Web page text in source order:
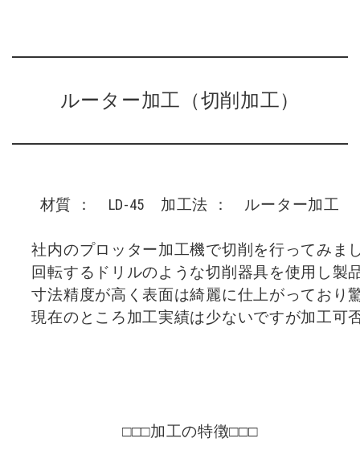
ルーター加工（切削加工）
    材質 ：　LD-45　加工法 ：　ルーター加工
社内のプロッター加工機で切削を行ってみま
回転するドリルのような切削器具を使用し製
寸法精度が高く表面は綺麗に仕上がっており
    □□□加工の特徴□□□